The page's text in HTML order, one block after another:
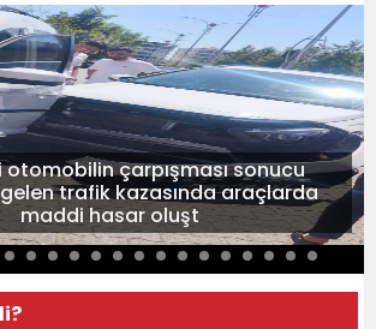
otomobilin çarpışması sonucu
trafik kazasında araçlarda
maddi hasar oluşt